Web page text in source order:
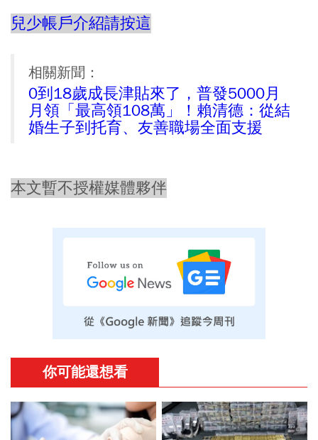
兒少帳戶介紹請按這
相關新聞：
0到18歲成長津貼來了，普發5000月
月領「最高領108萬」！賴清德：從結
婚生子到托育、友善職場全面支援
本文暫不授權媒體夥伴